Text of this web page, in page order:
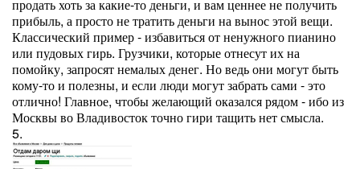
продать хоть за какие-то деньги, и вам ценнее не получить
прибыль, а просто не тратить деньги на вынос этой вещи.
Классический пример - избавиться от ненужного пианино
или пудовых гирь. Грузчики, которые отнесут их на
помойку, запросят немалых денег. Но ведь они могут быть
кому-то и полезны, и если люди могут забрать сами - это
отлично! Главное, чтобы желающий оказался рядом - ибо из
Москвы во Владивосток точно гири тащить нет смысла.
5.